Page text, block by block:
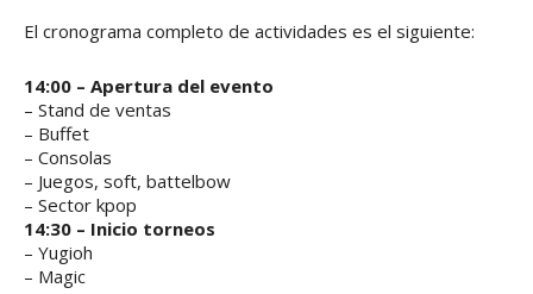
El cronograma completo de actividades es el siguiente:
14:00 – Apertura del evento
– Stand de ventas
– Buffet
– Consolas
– Juegos, soft, battelbow
– Sector kpop
14:30 – Inicio torneos
– Yugioh
– Magic